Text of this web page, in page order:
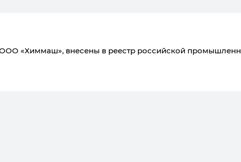
«Химмаш», внесены в реестр российской